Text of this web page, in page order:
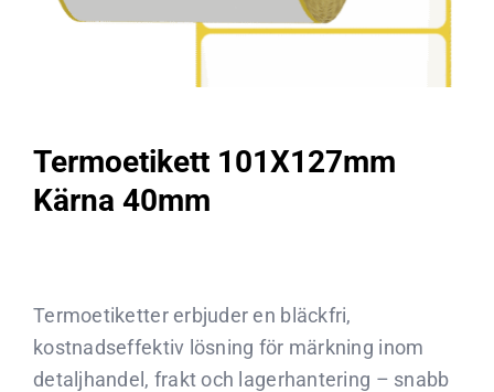
Termoetikett 101X127mm
Kärna 40mm
Termoetiketter erbjuder en bläckfri,
kostnadseffektiv lösning för märkning inom
detaljhandel, frakt och lagerhantering – snabb